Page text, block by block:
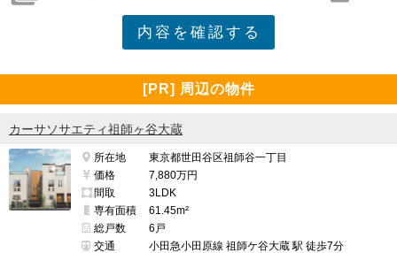
[PR] 周辺の物件
カーサソサエティ祖師ヶ谷大蔵
所在地
東京都世田谷区祖師谷一丁目
価格
7,880万円
間取
3LDK
専有面積
61.45m²
総戸数
6戸
交通
小田急小田原線 祖師ケ谷大蔵 駅 徒歩7分